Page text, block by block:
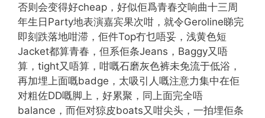
否则会变得好cheap，好似佢爲青春交响曲十三周
年生日Party地表演嘉宾果次咁，就令Geroline睇完
即刻跌落地咁滞，佢件Top冇乜唔妥，浅黄色短
Jacket都算青春，但系佢条Jeans，Baggy又唔
算，tight又唔算，咁嘅石磨灰色裤未免流于低浴，
再加埋上面嘅badge，太吸引人嘅注意力集中在佢
对粗佐DD嘅脚上，好累聚，同上面完全唔
balance，而佢对猄皮boats又咁尖头，一拍埋佢条